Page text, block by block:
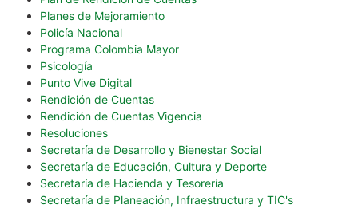
Planes de Mejoramiento
Policía Nacional
Programa Colombia Mayor
Psicología
Punto Vive Digital
Rendición de Cuentas
Rendición de Cuentas Vigencia
Resoluciones
Secretaría de Desarrollo y Bienestar Social
Secretaría de Educación, Cultura y Deporte
Secretaría de Hacienda y Tesorería
Secretaría de Planeación, Infraestructura y TIC's